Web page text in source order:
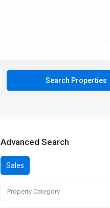
Advanced Search
Sales
Property Category